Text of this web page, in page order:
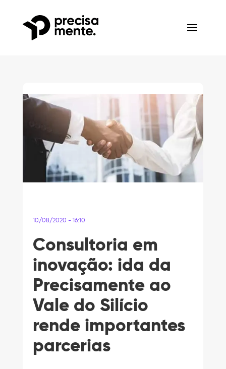
10/08/2020 - 16:10
Consultoria em
inovação: ida da
Precisamente ao
Vale do Silício
rende importantes
parcerias